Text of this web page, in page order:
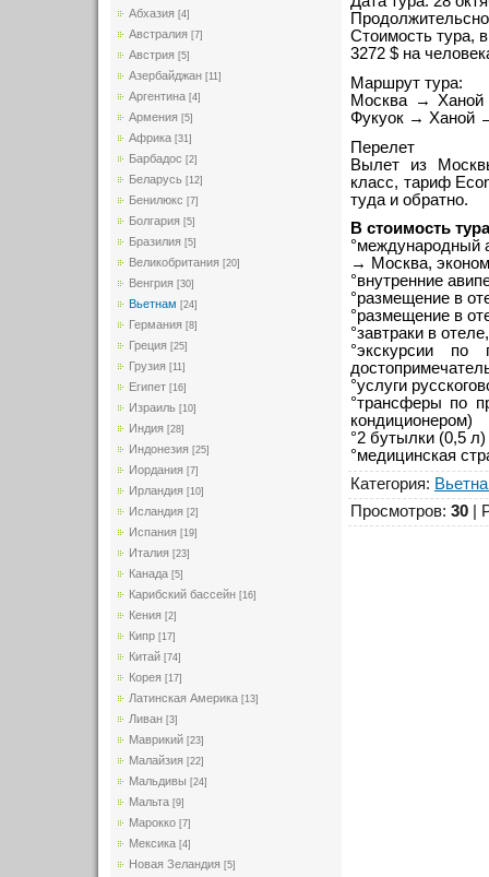
Абхазия [4]
Австралия [7]
Австрия [5]
Азербайджан [11]
Аргентина [4]
Армения [5]
Африка [31]
Барбадос [2]
Беларусь [12]
Бенилюкс [7]
Болгария [5]
Бразилия [5]
Великобритания [20]
Венгрия [30]
Вьетнам [24]
Германия [8]
Греция [25]
Грузия [11]
Египет [16]
Израиль [10]
Индия [28]
Индонезия [25]
Иордания [7]
Ирландия [10]
Исландия [2]
Испания [19]
Италия [23]
Канада [5]
Карибский бассейн [16]
Кения [2]
Кипр [17]
Китай [74]
Корея [17]
Латинская Америка [13]
Ливан [3]
Маврикий [23]
Малайзия [22]
Мальдивы [24]
Мальта [9]
Марокко [7]
Мексика [4]
Новая Зеландия [5]
Стоимость тура,
3272 $ на
Маршрут тура:
Москва →
Фукуок → Ханой
Перелет
Вылет из
класс, тариф
туда и обратно.
В стоимость
°международный
→ Москва,
°внутренние
°размещение в
°размещение в
°завтраки в
°экскурсии
°услуги
°трансферы по
кондиционером)
°2 бутылки (0,5
°медицинская
Категория:
Просмотров: 30